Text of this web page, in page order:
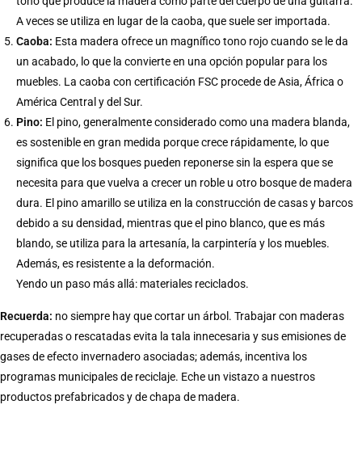
A veces se utiliza en lugar de la caoba, que suele ser importada.
Caoba: Esta madera ofrece un magnífico tono rojo cuando se le da
un acabado, lo que la convierte en una opción popular para los
muebles. La caoba con certificación FSC procede de Asia, África o
América Central y del Sur.
Pino: El pino, generalmente considerado como una madera blanda,
es sostenible en gran medida porque crece rápidamente, lo que
significa que los bosques pueden reponerse sin la espera que se
necesita para que vuelva a crecer un roble u otro bosque de madera
dura. El pino amarillo se utiliza en la construcción de casas y barcos
debido a su densidad, mientras que el pino blanco, que es más
blando, se utiliza para la artesanía, la carpintería y los muebles.
Además, es resistente a la deformación.
Yendo un paso más allá: materiales reciclados.
Recuerda: no siempre hay que cortar un árbol. Trabajar con maderas
recuperadas o rescatadas evita la tala innecesaria y sus emisiones de
gases de efecto invernadero asociadas; además, incentiva los
programas municipales de reciclaje. Eche un vistazo a nuestros
productos prefabricados y de chapa de madera.